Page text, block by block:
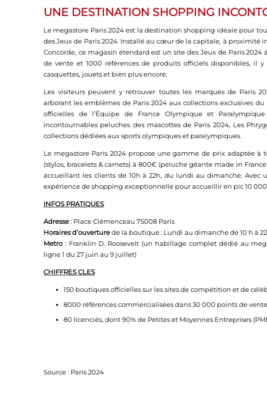
UNE DESTINATION SHOPPING
Le megastore Paris 2024 est la destination shopping idéale pour
des Jeux de Paris 2024. Installé au cœur de la capitale, à proximité
Concorde, ce magasin étendard est un site des Jeux de Paris
de vente et 1000 références de produits officiels disponibles, il
casquettes, jouets et bien plus encore.
Les visiteurs peuvent y retrouver toutes les marques de Paris
arborant les emblèmes de Paris 2024 aux collections exclusives
officielles de l’Équipe de France Olympique et
incontournables peluches des mascottes de Paris 2024, Les
collections dédiées aux sports olympiques et paralympiques.
Le megastore Paris 2024 propose une gamme de prix adaptée à
(stylos, bracelets & carnets) à 800€ (peluche géante made in
accueillant les clients de 10h à 22h, du lundi au dimanche. Avec
expérience de shopping exceptionnelle pour accueillir en pic 10
INFOS PRATIQUES
Adresse: Place Clémenceau 75008 Paris
Horaires d’ouverturede la boutique : Lundi au dimanche de 10 h à
Metro : Franklin D. Roosevelt (un habillage complet dédié au
ligne 1 du 27 juin au 9 juillet)
CHIFFRES CLES
150 boutiques officielles sur les sites de compétition et de
8000 références commercialisées dans 30 000 points de
80 licenciés, dont 90% de Petites et Moyennes Entreprises
Source : Paris 2024